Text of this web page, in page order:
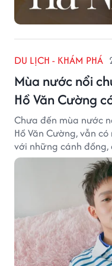
DU LỊCH - KHÁM PHÁ
Mùa nước nổi
Hồ Văn Cường
Chưa đến mùa nước
Hồ Văn Cường, vẫn
với những cánh đồng,